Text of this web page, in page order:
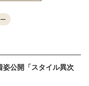
公開「スタイル異次